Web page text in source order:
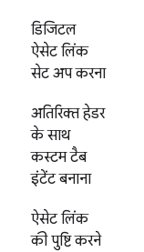
डिजिटल
ऐसेट लिंक
सेट अप करना
अतिरिक्त हेडर
के साथ
कस्टम टैब
इंटेंट बनाना
ऐसेट लिंक
की पुष्टि करने